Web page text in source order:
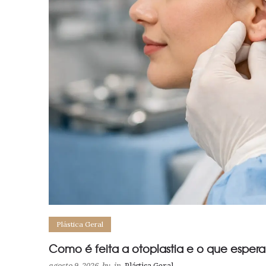
Plástica Geral
Como é feita a otoplastia e o que